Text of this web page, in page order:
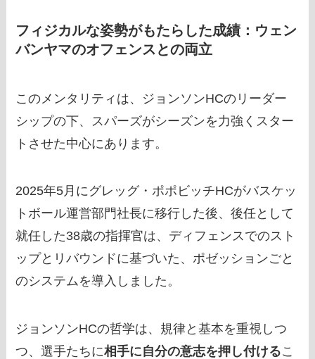
フィジカルな姿勢がもたらした成績：ウェン
バンヤマのオフェンスとの両立
このメンタリティは、ジョンソンHCのリーダー
シップの下、スパーズがシーズンを力強くスター
トさせた中心にあります。
2025年5月にグレッグ・ポポビッチHCがバスケッ
トボール運営部門社長に移行した後、後任として
就任した38歳の指揮官は、ディフェンスでのスト
ップとリバウンドに基づいた、ポゼッションごと
のシステムを導入しました。
ジョンソンHCの哲学は、規律と基本を重視しつ
つ、選手たちに相手に自分の意志を押し付けるこ